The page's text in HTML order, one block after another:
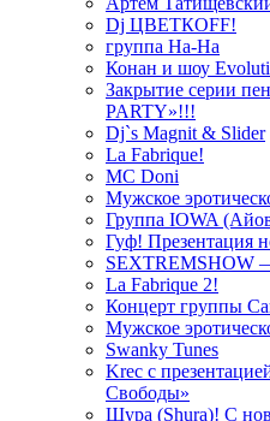
Dj ЦВЕТКOFF!
группа На-На
Конан и шоу
Закрытие серии
PARTY»!!!
Dj`s Magnit & Slider
La Fabrique!
MC Doni
Мужское
Группа IOWA
Гуф! Презентация
SEXTREMSHOW
La Fabrique 2!
Концерт группы
Мужское
Swanky Tunes
Krec с
Свободы»
Шура (Shura)! С